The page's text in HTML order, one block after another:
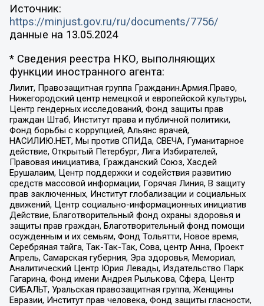
Источник:
https://minjust.gov.ru/ru/documents/7756/
данные на 13.05.2024
* Сведения реестра НКО, выполняющих
функции иностранного агента:
Лилит, Правозащитная группа Гражданин.Армия.Право,
Нижегородский центр немецкой и европейской культуры,
Центр гендерных исследований, Фонд защиты прав
граждан Штаб, Институт права и публичной политики,
Фонд борьбы с коррупцией, Альянс врачей,
НАСИЛИЮ.НЕТ, Мы против СПИДа, СВЕЧА, Гуманитарное
действие, Открытый Петербург, Лига Избирателей,
Правовая инициатива, Гражданский Союз, Хасдей
Ерушалаим, Центр поддержки и содействия развитию
средств массовой информации, Горячая Линия, В защиту
прав заключенных, Институт глобализации и социальных
движений, Центр социально-информационных инициатив
Действие, Благотворительный фонд охраны здоровья и
защиты прав граждан, Благотворительный фонд помощи
осужденным и их семьям, Фонд Тольятти, Новое время,
Серебряная тайга, Так-Так-Так, Сова, центр Анна, Проект
Апрель, Самарская губерния, Эра здоровья, Мемориал,
Аналитический Центр Юрия Левады, Издательство Парк
Гагарина, Фонд имени Андрея Рылькова, Сфера, Центр
СИБАЛЬТ, Уральская правозащитная группа, Женщины
Евразии, Институт прав человека, Фонд защиты гласности,